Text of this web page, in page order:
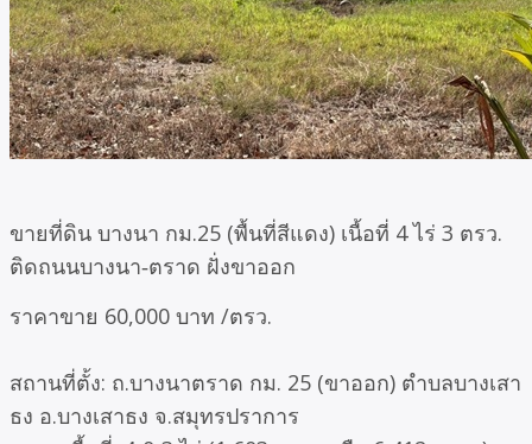
ขายที่ดิน บางนา กม.25 (พื้นที่สีแดง) เนื้อที่ 4 ไร่ 3 ตรว.
ติดถนนบางนา‑ตราด ฝั่งขาออก
ราคาขาย 60,000 บาท /ตรว.
สถานที่ตั้ง: ถ.บางนาตราด กม. 25 (ขาออก) ตําบลบางเสา
ธง อ.บางเสาธง จ.สมุทรปราการ